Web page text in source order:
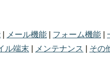
メール機能 フォーム機能
ル端末 メンテナンス その